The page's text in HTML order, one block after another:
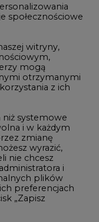
społecznościowe
witryny,
mogą
otrzymanymi
z ich
systemowe
i w każdym
zmianę
wyrazić,
nie chcesz
i
plików
preferencjach
„Zapisz